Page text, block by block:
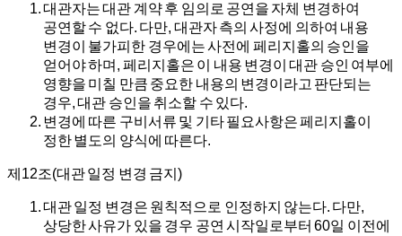
대관자는 대관 계약 후 임의로 공연을 자체 변경하여
공연할 수 없다. 다만, 대관자 측의 사정에 의하여 내용
변경이 불가피한 경우에는 사전에 페리지홀의 승인을
얻어야 하며, 페리지홀은 이 내용 변경이 대관 승인 여부에
영향을 미칠 만큼 중요한 내용의 변경이라고 판단되는
경우, 대관 승인을 취소할 수 있다.
변경에 따른 구비서류 및 기타 필요사항은 페리지홀이
정한 별도의 양식에 따른다.
제12조(대관 일정 변경 금지)
대관 일정 변경은 원칙적으로 인정하지 않는다. 다만,
상당한 사유가 있을 경우 공연 시작일로부터 60일 이전에